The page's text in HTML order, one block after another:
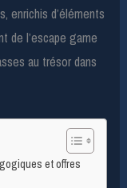
enrichis d’éléments
de l’escape game
au trésor dans
et offres